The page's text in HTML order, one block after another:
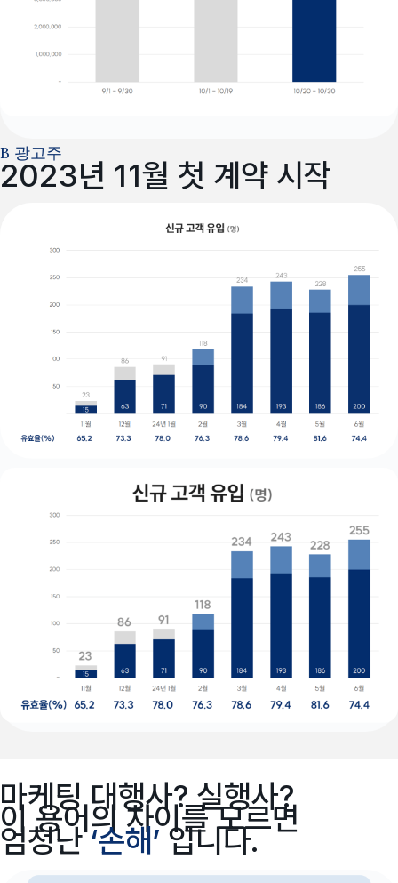
B 광고주
2023년 11월 첫 계약 시작
마케팅 대행사? 실행사?
이 용어의 차이를 모르면
엄청난‘손해’ 입니다.